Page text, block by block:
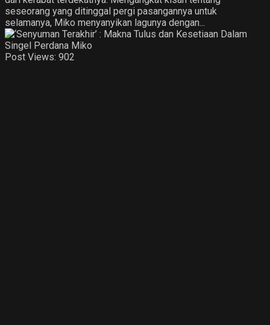
seseorang yang ditinggal pergi pasangannya untuk
selamanya, Miko menyanyikan lagunya dengan...
Post Views: 902